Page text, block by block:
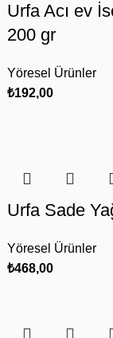
Urfa Acı ev
200 gr
Yöresel Ürünler
₺192,00
Urfa Sade
Yöresel Ürünler
₺468,00